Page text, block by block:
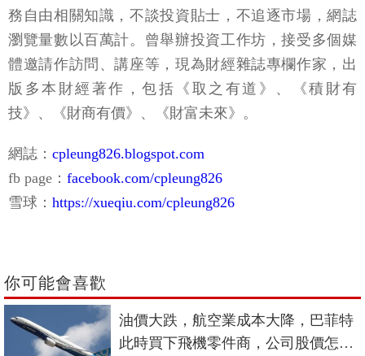
務自由相關知識，不談投資貼士，不追逐市場，網誌
瀏覽量數以百萬計。曾舉辦投資工作坊，接受多個媒
體邀請作訪問、講座等，現為財經雜誌專欄作家，出
版多本財經著作，包括《取之有道》、《積財有
技》、《財商有價》、《財富未來》。
網誌： cpleung826.blogspot.com
fb page： facebook.com/cpleung826
雪球： https://xueqiu.com/cpleung826
你可能會喜歡
油價大跌，航空業成本大降，巴菲特
此時買下飛機零件商，公司股價怎會